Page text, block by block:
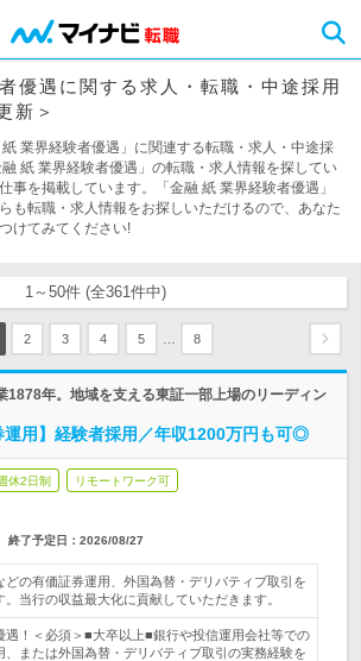
優遇に関する求人・転職・中途採用
新＞
業界経験者優遇」に関連する転職・求人・中途採
紙 業界経験者優遇」の転職・求人情報を探してい
事を掲載しています。「金融 紙 業界経験者優遇」
も転職・求人情報をお探しいただけるので、あなた
けてみてください!
1～50件 (全361件中)
2 3 4 5 8
1878年。地域を支える東証一部上場のリーディン
運用】経験者採用／年収1200万円も可◎
休2日制 リモートワーク可
終了予定日： 2026/08/27
どの有価証券運用、外国為替・デリバティブ取引を
。当行の収益最大化に貢献していただきます。
遇！＜必須＞■大卒以上■銀行や投信運用会社等での
、または外国為替・デリバティブ取引の実務経験を